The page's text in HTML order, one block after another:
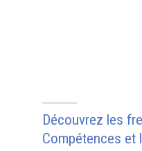
Découvrez les
Compétences et